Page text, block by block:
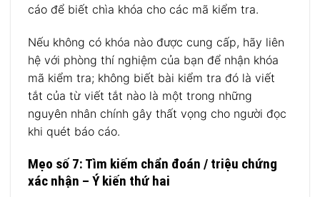
cáo để biết chìa khóa cho các mã kiểm tra.
Nếu không có khóa nào được cung cấp, hãy liên
hệ với phòng thí nghiệm của bạn để nhận khóa
mã kiểm tra; không biết bài kiểm tra đó là viết
tắt của từ viết tắt nào là một trong những
nguyên nhân chính gây thất vọng cho người đọc
khi quét báo cáo.
Mẹo số 7: Tìm kiếm chẩn đoán / triệu chứng
xác nhận – Ý kiến ​​thứ hai